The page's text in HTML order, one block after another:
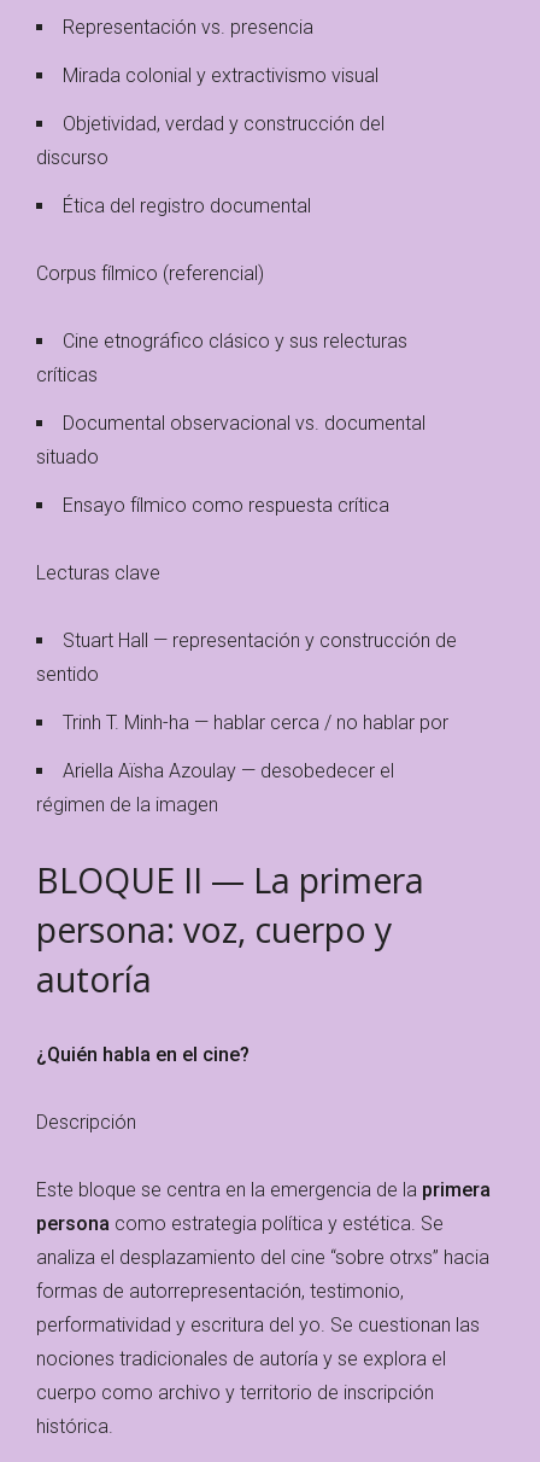
Representación vs. presencia
Mirada colonial y extractivismo visual
Objetividad, verdad y construcción del
discurso
Ética del registro documental
Corpus fílmico (referencial)
Cine etnográfico clásico y sus relecturas
críticas
Documental observacional vs. documental
situado
Ensayo fílmico como respuesta crítica
Lecturas clave
Stuart Hall — representación y construcción de
sentido
Trinh T. Minh-ha — hablar cerca / no hablar por
Ariella Aïsha Azoulay — desobedecer el
régimen de la imagen
BLOQUE II — La primera
persona: voz, cuerpo y
autoría
¿Quién habla en el cine?
Descripción
Este bloque se centra en la emergencia de la primera
persona como estrategia política y estética. Se
analiza el desplazamiento del cine “sobre otrxs” hacia
formas de autorrepresentación, testimonio,
performatividad y escritura del yo. Se cuestionan las
nociones tradicionales de autoría y se explora el
cuerpo como archivo y territorio de inscripción
histórica.